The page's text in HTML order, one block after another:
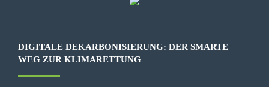
DIGITALE DEKARBONISIERUNG: DER SMARTE
WEG ZUR KLIMARETTUNG